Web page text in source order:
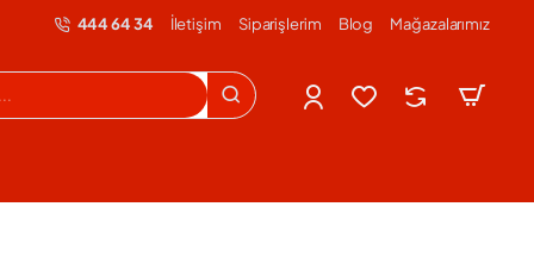
444 64 34 İletişim Siparişlerim Blog Mağazalarımız